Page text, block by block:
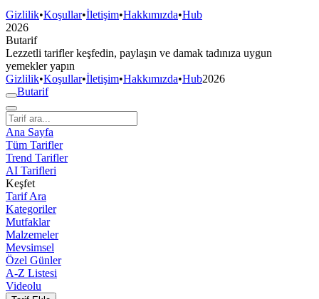
Gizlilik•Koşullar•İletişim•Hakkımızda•Hub
2026
Butarif
Lezzetli tarifler keşfedin, paylaşın ve damak tadınıza uygun
yemekler yapın
Gizlilik•Koşullar•İletişim•Hakkımızda•Hub2026
Butarif
Ana Sayfa
Tüm Tarifler
Trend Tarifler
AI Tarifleri
Keşfet
Tarif Ara
Kategoriler
Mutfaklar
Malzemeler
Mevsimsel
Özel Günler
A-Z Listesi
Videolu